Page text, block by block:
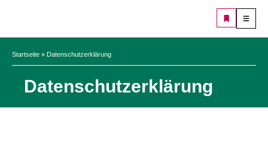
Startseite » Datenschutzerklärung
Datenschutzerklärung